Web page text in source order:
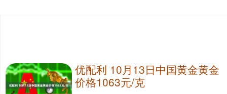
优配利 10月13日中国黄金黄金
价格1063元/克